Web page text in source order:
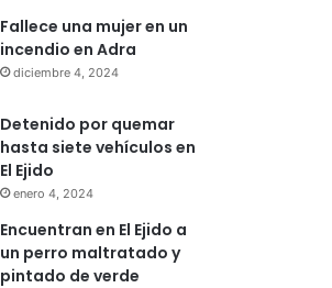
Fallece una mujer en un
incendio en Adra
diciembre 4, 2024
Detenido por quemar
hasta siete vehículos en
El Ejido
enero 4, 2024
Encuentran en El Ejido a
un perro maltratado y
pintado de verde